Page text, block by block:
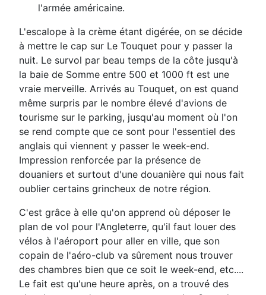
l'armée américaine.
L'escalope à la crème étant digérée, on se décide
à mettre le cap sur Le Touquet pour y passer la
nuit. Le survol par beau temps de la côte jusqu'à
la baie de Somme entre 500 et 1000 ft est une
vraie merveille. Arrivés au Touquet, on est quand
même surpris par le nombre élevé d'avions de
tourisme sur le parking, jusqu'au moment où l'on
se rend compte que ce sont pour l'essentiel des
anglais qui viennent y passer le week-end.
Impression renforcée par la présence de
douaniers et surtout d'une douanière qui nous fait
oublier certains grincheux de notre région.
C'est grâce à elle qu'on apprend où déposer le
plan de vol pour l'Angleterre, qu'il faut louer des
vélos à l'aéroport pour aller en ville, que son
copain de l'aéro-club va sûrement nous trouver
des chambres bien que ce soit le week-end, etc....
Le fait est qu'une heure après, on a trouvé des